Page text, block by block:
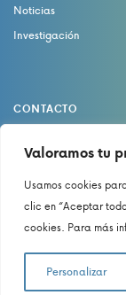
Valoramos tu
Usamos cookies
clic en “Aceptar
cookies. Para más
Personalizar
Noticias
Investigación
CONTACTO
Política de Privacidad
Política de Cookies
Aviso Legal